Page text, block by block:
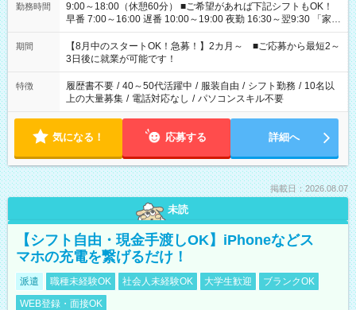
勤務時間
9:00～18:00（休憩60分） ■ご希望があれば下記シフトもOK！
早番 7:00～16:00 遅番 10:00～19:00 夜勤 16:30～翌9:30 「家族
と休みを合わせたい」 「余裕を持って夕飯の準備がしたい」
「できれば残業はしたくない」 など、ご希望を教えてください
ね。 ※Wワーク希望の方へ 今ご覧のお仕事で希望する勤務時間
と、もう1つのお仕事の勤務時間。 合計で週40時間を超える場
合は応募できません。
期間
【8月中のスタートOK！急募！】2カ月～ ■ご応募から最短2～
3日後に就業が可能です！
特徴 履歴書不要 / 40～50代活躍中 / 服装自由 / シフト勤務 / 10名以
上の大量募集 / 電話対応なし / パソコンスキル不要
気になる！ 応募する 詳細へ
掲載日：2026.08.07
未読
【シフト自由・現金手渡しOK】iPhoneなどス
マホの充電を繋げるだけ！
派遣 職種未経験OK 社会人未経験OK 大学生歓迎
ブランクOK
WEB登録・面接OK